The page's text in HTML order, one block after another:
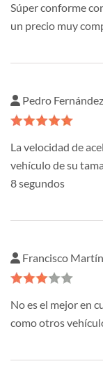
Súper conforme
un precio muy
Pedro
La velocidad de
vehículo de su
8 segundos
Francisco
No es el mejor en
como otros